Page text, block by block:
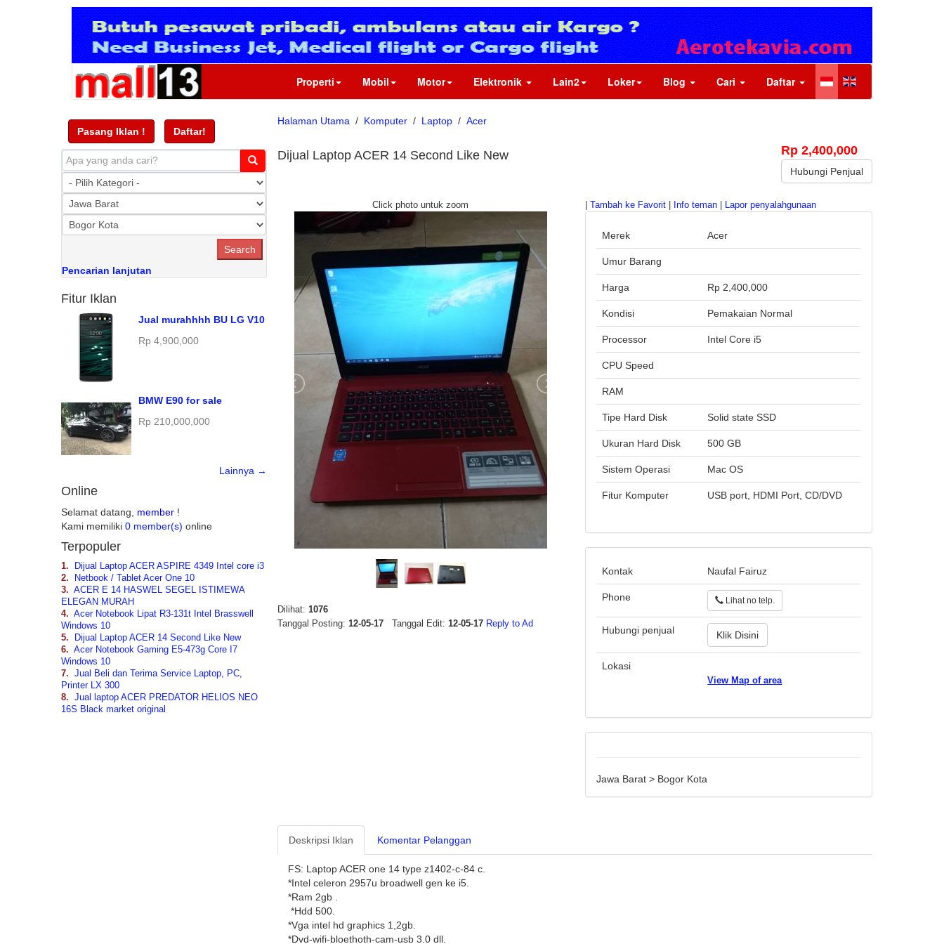
Properti Mobil Motor Elektronik Lain2 Loker Blog Cari Daftar
Pasang Iklan ! Daftar!
Pencarian lanjutan
Fitur Iklan
Jual murahhhh BU LG V10
Rp 4,900,000
BMW E90 for sale
Rp 210,000,000
Lainnya →
Online
Selamat datang, member !
Kami memiliki 0 member(s) online
Terpopuler
1.
Dijual Laptop ACER ASPIRE 4349 Intel core i3
2.
Netbook / Tablet Acer One 10
3. ACER E 14 HASWEL SEGEL ISTIMEWA
ELEGAN MURAH
4. Acer Notebook Lipat R3-131t Intel Brasswell
Windows 10
5.
Dijual Laptop ACER 14 Second Like New
6. Acer Notebook Gaming E5-473g Core I7
Windows 10
7.
Jual Beli dan Terima Service Laptop, PC,
Printer LX 300
8.
Jual laptop ACER PREDATOR HELIOS NEO
16S Black market original
Halaman Utama / Komputer/ Laptop/ Acer
Dijual Laptop ACER 14 Second Like New Rp 2,400,000
Hubungi Penjual
Click photo untuk zoom
Dilihat: 1076
Tanggal Posting: 12-05-17Tanggal Edit: 12-05-17 Reply to Ad
Tambah ke Favorit Info teman Lapor penyalahgunaan
Merek Acer
Umur Barang
Harga Rp 2,400,000
Kondisi Pemakaian Normal
Processor Intel Core i5
CPU Speed
RAM
Tipe Hard Disk Solid state SSD
Ukuran Hard Disk 500 GB
Sistem Operasi Mac OS
Fitur Komputer USB port, HDMI Port, CD/DVD
Kontak Naufal Fairuz
Phone Lihat no telp.
Hubungi penjual Klik Disini
Lokasi
View Map of area
Jawa Barat > Bogor Kota
Deskripsi Iklan Komentar Pelanggan
FS: Laptop ACER one 14 type z1402-c-84 c.
*Intel celeron 2957u broadwell gen ke i5.
*Ram 2gb .
*Hdd 500.
*Vga intel hd graphics 1,2gb.
*Dvd-wifi-bloethoth-cam-usb 3.0 dll.